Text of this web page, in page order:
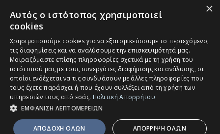
Βόρεια Προάστια
Νέο Ηράκλειο - Μαρούσι
Ζαλοκώστα 18 & Εμμανουήλ Παπαδάκη 12, T.K.:
14121, Τηλ:210 2712588
© Copyright - IEK MASTER -Enfold Theme by Kriesi
×
Αυτός ο ιστότοπος χρησιμοποιεί
cookies
Χρησιμοποιούμε cookies για να εξατομικεύσουμε το περιεχόμενο,
τις διαφημίσεις και να αναλύσουμε την επισκεψιμότητά μας.
Μοιραζόμαστε επίσης πληροφορίες σχετικά με τη χρήση του
ιστότοπού μας με τους συνεργάτες διαφήμισης και ανάλυσης, οι
οποίοι ενδέχεται να τις συνδυάσουν με άλλες πληροφορίες που
τους έχετε παράσχει ή που έχουν συλλέξει από τη χρήση των
υπηρεσιών τους από εσάς. Πολιτική Απορρήτου
ΕΜΦΑΝΙΣΗ ΛΕΠΤΟΜΕΡΕΙΩΝ
ΑΠΟΔΟΧΗ ΟΛΩΝ ΑΠΟΡΡΙΨΗ ΟΛΩΝ